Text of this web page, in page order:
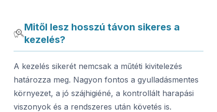
Mitől lesz hosszú távon sikeres a
kezelés?
A kezelés sikerét nemcsak a műtéti kivitelezés
határozza meg. Nagyon fontos a gyulladásmentes
környezet, a jó szájhigiéné, a kontrollált harapási
viszonyok és a rendszeres után követés is.